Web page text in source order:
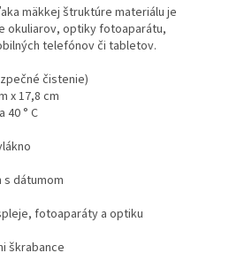
mäkkej štruktúre materiálu je
okuliarov, optiky fotoaparátu,
telefónov či tabletov.
čistenie)
x 17,8 cm
40 ° C
s dátumom
fotoaparáty a optiku
škrabance